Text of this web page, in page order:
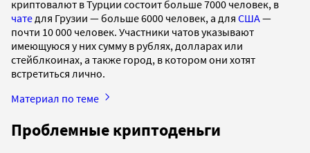
криптовалют в Турции состоит больше 7000 человек, в
чате для Грузии — больше 6000 человек, а для США—
почти 10 000 человек. Участники чатов указывают
имеющуюся у них сумму в рублях, долларах или
стейблкоинах, а также город, в котором они хотят
встретиться лично.
Материал по теме
Проблемные криптоденьги